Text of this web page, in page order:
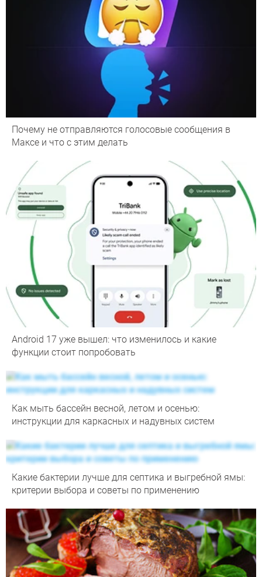
Почему не отправляются голосовые сообщения в
Максе и что с этим делать
Android 17 уже вышел: что изменилось и какие
функции стоит попробовать
Как мыть бассейн весной, летом и осенью:
инструкции для каркасных и надувных систем
Какие бактерии лучше для септика и выгребной ямы:
критерии выбора и советы по применению